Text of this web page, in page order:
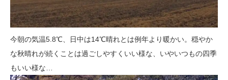
今朝の気温5.8℃、日中は14℃晴れとは例年より暖かい。穏やか
な秋晴れが続くことは過ごしやすくいい様な、いやいつもの四季
もいい様な…